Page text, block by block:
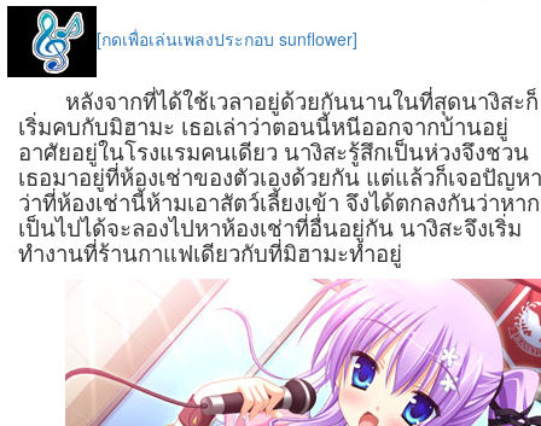
[กดเพื่อเล่นเพลงประกอบ sunflower]
หลังจากที่ได้ใช้เวลาอยู่ด้วยกันนานในที่สุดนางิสะก็
เริ่มคบกับมิฮามะ เธอเล่าว่าตอนนี้หนีออกจากบ้านอยู่
อาศัยอยู่ในโรงแรมคนเดียว นางิสะรู้สึกเป็นห่วงจึงชวน
เธอมาอยู่ที่ห้องเช่าของตัวเองด้วยกัน แต่แล้วก็เจอปัญห
ว่าที่ห้องเช่านี้ห้ามเอาสัตว์เลี้ยงเข้า จึงได้ตกลงกันว่าหาก
เป็นไปได้จะลองไปหาห้องเช่าที่อื่นอยู่กัน นางิสะจึงเริ่ม
ทำงานที่ร้านกาแฟเดียวกับที่มิฮามะทำอยู่